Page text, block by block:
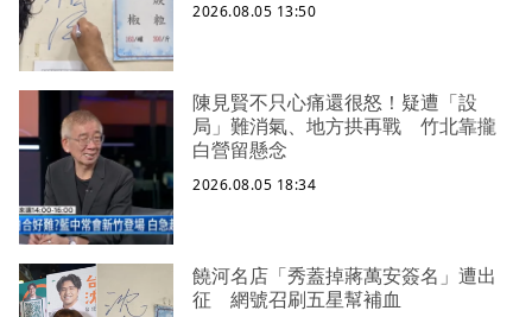
2026.08.05 13:50
陳見賢不只心痛還很怒！疑遭「設
局」難消氣、地方拱再戰 竹北靠攏
白營留懸念
2026.08.05 18:34
饒河名店「秀蓋掉蔣萬安簽名」遭出
征 網號召刷五星幫補血